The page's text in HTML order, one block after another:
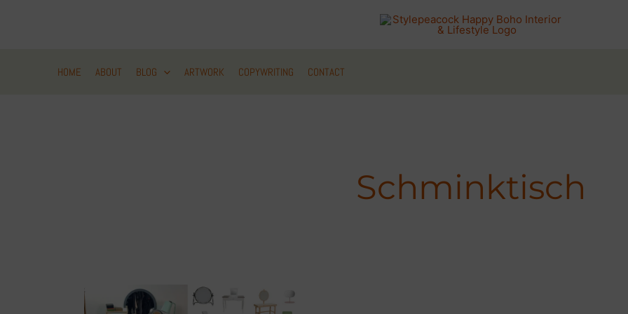
HOME ABOUT BLOG ARTWORK COPYWRITING CONTACT
Schminktisch